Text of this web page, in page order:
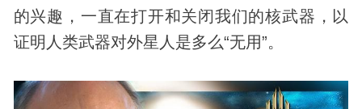
的兴趣，一直在打开和关闭我们的核武器，以
证明人类武器对外星人是多么“无用”。